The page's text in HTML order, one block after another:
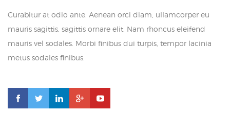
Curabitur at odio ante. Aenean orci diam, ullamcorper eu
mauris sagittis, sagittis ornare elit. Nam rhoncus eleifend
mauris vel sodales. Morbi finibus dui turpis, tempor lacinia
metus sodales finibus.